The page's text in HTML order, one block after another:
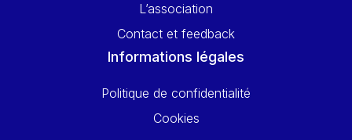
L’association
Contact et feedback
Informations légales
Politique de confidentialité
Cookies